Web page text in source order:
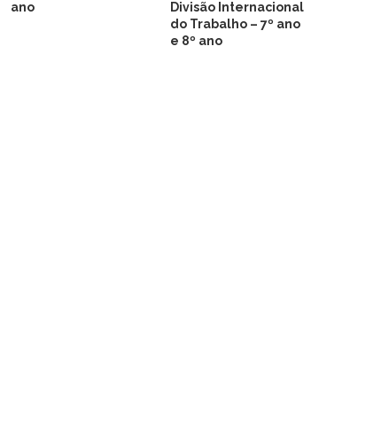
ano
Divisão Internacional
do Trabalho – 7º ano
e 8º ano